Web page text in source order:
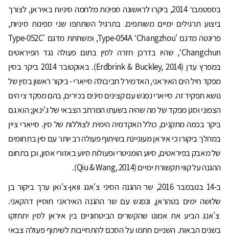
בספטמבר 2014, ביקרו לראשונה ספינות מלחמה סיניות באיראן, לצורך
ביצוע תרגילים ימיים משותפים. בתרגיל השתתפו שני ספינות סיניות,
פריגטה מדגם 'Type-054A ‘Changzhou, ומשחתת מדגם 'Type-052C
‘Changchun, שהיו בדרכן חזרה לסין בתום פעולה נגד הפיראטים
במפרץ עדן (Erdbrink & Buckley, 2014). באוקטובר 2014 ביקר בסין
מפקד חיל הים האיראני, האדמירל חביבולה סייארי - ביקור ראשון בסין של
נושא תפקיד זה. סייארי נפגש עם קצינים סינים בכירים, בהם מפקד צי הים
הצפוני וסגן מפקד של מה שהיה בשעתו המרחב הצבאי של ג'ינאן; הוא גם
ביקר בכמה מתקנים, כולל האקדמיה הימית לצוללות של סין. סייארי ציין
במהלך ביקורו כי איראן מעוניינת בשיתוף פעולה רב יותר עם סין בתחומים
של מאבק בפיראטים, סיוע הומניטרי ופעולות סיוע באזורי אסון, וכן בתחום
ההגנה על קווי תקשורת ימיים (Qiu & Wang, 2014).
ב-14 בנובמבר 2016, שר ההגנה הסיני צ'אנג וואן-צ'ואן ערך ביקור בן
שלושה ימים בטהראן, ונפגש עם שר ההגנה האיראני חוסיין דהקאני.
צ'אנג הביע את אמונו שהקשרים הביטחוניים בין איראן לסין יתחזקו
בשנים הבאות. השניים חתמו על הסכם להתחייבות לשיתוף פעולה צבאי